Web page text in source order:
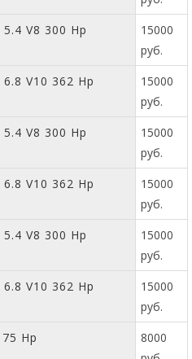
5.4 V8 300 Hp
15000
руб.
6.8 V10 362 Hp
15000
руб.
5.4 V8 300 Hp
15000
руб.
6.8 V10 362 Hp
15000
руб.
5.4 V8 300 Hp
15000
руб.
6.8 V10 362 Hp
15000
руб.
Hp
8000